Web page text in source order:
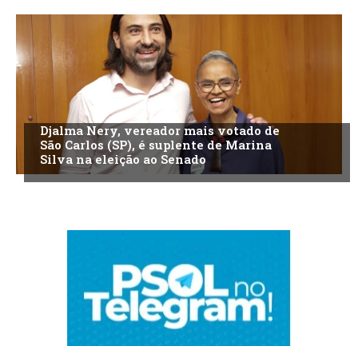
Djalma Nery, vereador mais votado de
São Carlos (SP), é suplente de Marina
Silva na eleição ao Senado